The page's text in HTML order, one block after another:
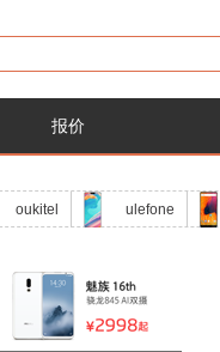
报价
oukitel ulefone